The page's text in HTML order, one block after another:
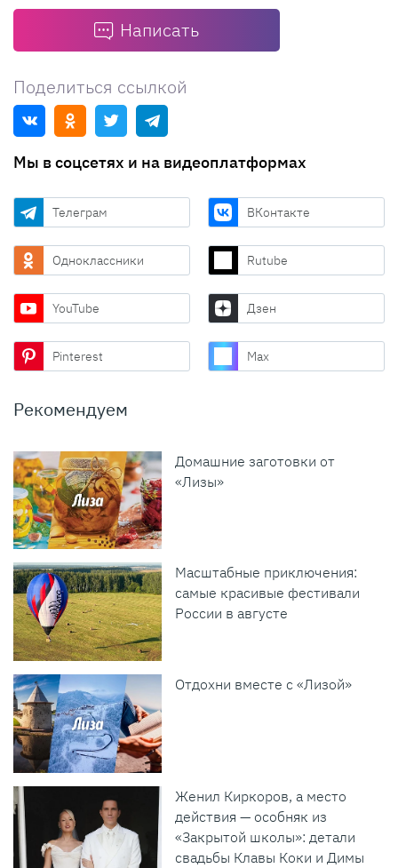
Написать
Поделиться ссылкой
Мы в соцсетях и на видеоплатформах
Телеграм ВКонтакте
Одноклассники Rutube
YouTube Дзен
Pinterest Max
Рекомендуем
Домашние заготовки от
«Лизы»
Масштабные приключения:
самые красивые фестивали
России в августе
Отдохни вместе с «Лизой»
Женил Киркоров, а место
действия — особняк из
«Закрытой школы»: детали
свадьбы Клавы Коки и Димы